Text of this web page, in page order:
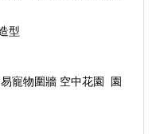
型
寵物圍牆 空中花園 園